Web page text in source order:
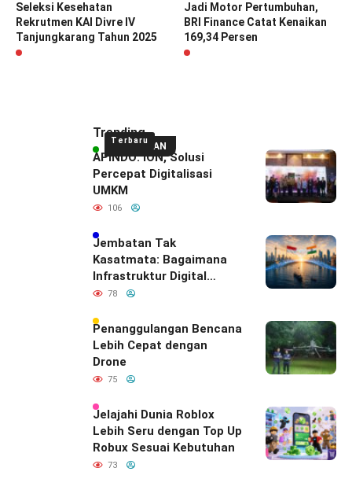
Seleksi Kesehatan
Rekrutmen KAI Divre IV
Tanjungkarang Tahun 2025
Jadi Motor Pertumbuhan,
BRI Finance Catat Kenaikan
169,34 Persen
UNGGULAN
Terbaru
Trending
APINDO: ION, Solusi
Percepat Digitalisasi
UMKM
106
Jembatan Tak
Kasatmata: Bagaimana
Infrastruktur Digital
Diam-Diam
Hubungan Indonesia–
India
78
Penanggulangan Bencana
Lebih Cepat dengan
Drone
75
Jelajahi Dunia Roblox
Lebih Seru dengan Top Up
Robux Sesuai Kebutuhan
73